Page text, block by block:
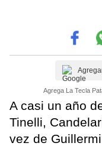
Agrega La Tecla
A casi un año
Tinelli,
vez de